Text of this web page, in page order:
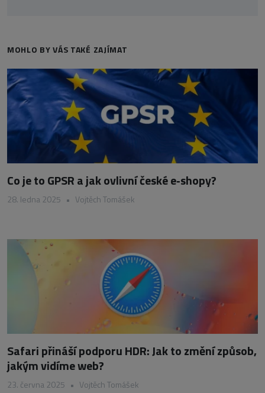
MOHLO BY VÁS TAKÉ ZAJÍMAT
Co je to GPSR a jak ovlivní české e‑shopy?
28. ledna 2025 • Vojtěch Tomášek
Safari přináší podporu HDR: Jak to změní způsob,
jakým vidíme web?
23. června 2025 • Vojtěch Tomášek